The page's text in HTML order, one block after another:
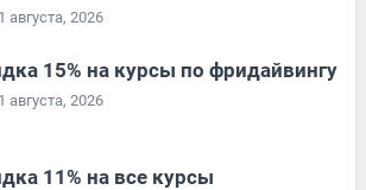
августа, 2026
15% на курсы по фридайвингу
августа, 2026
11% на все курсы